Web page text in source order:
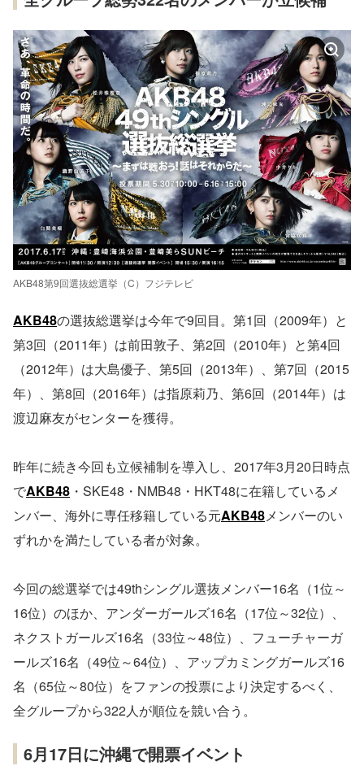
AKB48第9回選抜総選挙（C）フジテレビ
AKB48の選抜総選挙は今年で9回目。第1回（2009年）と
第3回（2011年）は前田敦子、第2回（2010年）と第4回
（2012年）は大島優子、第5回（2013年）、第7回（2015
年）、第8回（2016年）は指原莉乃、第6回（2014年）は
渡辺麻友がセンターを獲得。
昨年に続き今回も立候補制を導入し、2017年3月20日時点
でAKB48 ・SKE48・NMB48・HKT48に在籍しているメ
ンバー、海外に専任移籍している元AKB48メンバーのい
ずれかを満たしている者が対象。
今回の総選挙では49thシングル選抜メンバー16名（1位～
16位）のほか、アンダーガールズ16名（17位～32位）、
ネクストガールズ16名（33位～48位）、フューチャーガ
ールズ16名（49位～64位）、アップカミングガールズ16
名（65位～80位）をファンの投票により決定するべく、
全グループから322人が順位を競い合う。
6月17日に沖縄で開票イベント